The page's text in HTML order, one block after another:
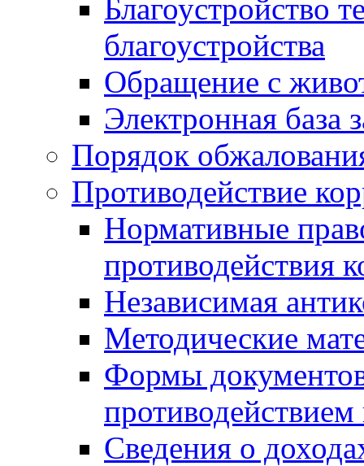
Благоустройство
благоустройства
Обращение с
Электронная база
Порядок
Противодействие
Нормативные
противодействия
Независимая
Методические
Формы
Сведения о